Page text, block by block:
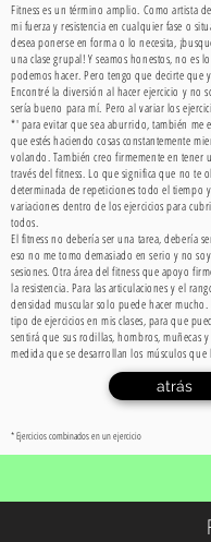
Fitness es un término amplio. Como artista
mi fuerza y resistencia en cualquier fase o
desea ponerse en forma o lo necesita,
una clase grupal! Y seamos honestos, no es
podemos hacer. Pero tengo que decirte que
Encontré la diversión al hacer ejercicio y no
sería bueno para mí. Pero al variar los
*' para evitar que sea aburrido, también me
que estés haciendo cosas constantemente
volando. También creo firmemente en tener
través del fitness. Lo que significa que no te
determinada de repeticiones todo el tiempo
variaciones dentro de los ejercicios para
todos.
El fitness no debería ser una tarea, debería
eso no me tomo demasiado en serio y no
sesiones. Otra área del fitness que apoyo
la resistencia. Para las articulaciones y el
densidad muscular solo puede hacer
tipo de ejercicios en mis clases, para que
sentirá que sus rodillas, hombros, muñecas
medida que se desarrollan los músculos que
atrás
* Ejercicios combinados en un ejercicio